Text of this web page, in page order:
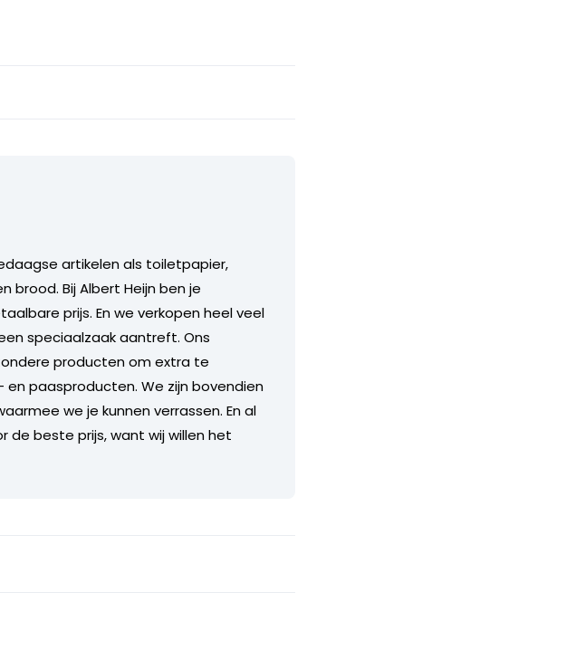
artikelen als toiletpapier,
brood. Bij Albert Heijn ben je
prijs. En we verkopen heel veel
speciaalzaak aantreft. Ons
producten om extra te
paasproducten. We zijn bovendien
we je kunnen verrassen. En al
de beste prijs, want wij willen het